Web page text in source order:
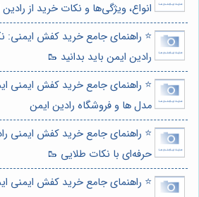
انواع، ویژگی‌ها و نکات خرید از
⭐️ راهنمای جامع خرید کفش ایمنی:
رادین ایمن باید بدانید 🥾
⭐️ راهنمای جامع خرید کفش ایمنی
مدل ها و فروشگاه رادین ایمن
⭐️ راهنمای جامع خرید کفش ایمنی
حرفه‌ای با نکات طلایی 🥾
⭐️ راهنمای جامع خرید کفش ایمنی